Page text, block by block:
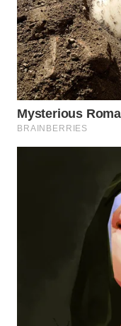
WN
KALSEL
WN
KALTIM
WN
SULSEL